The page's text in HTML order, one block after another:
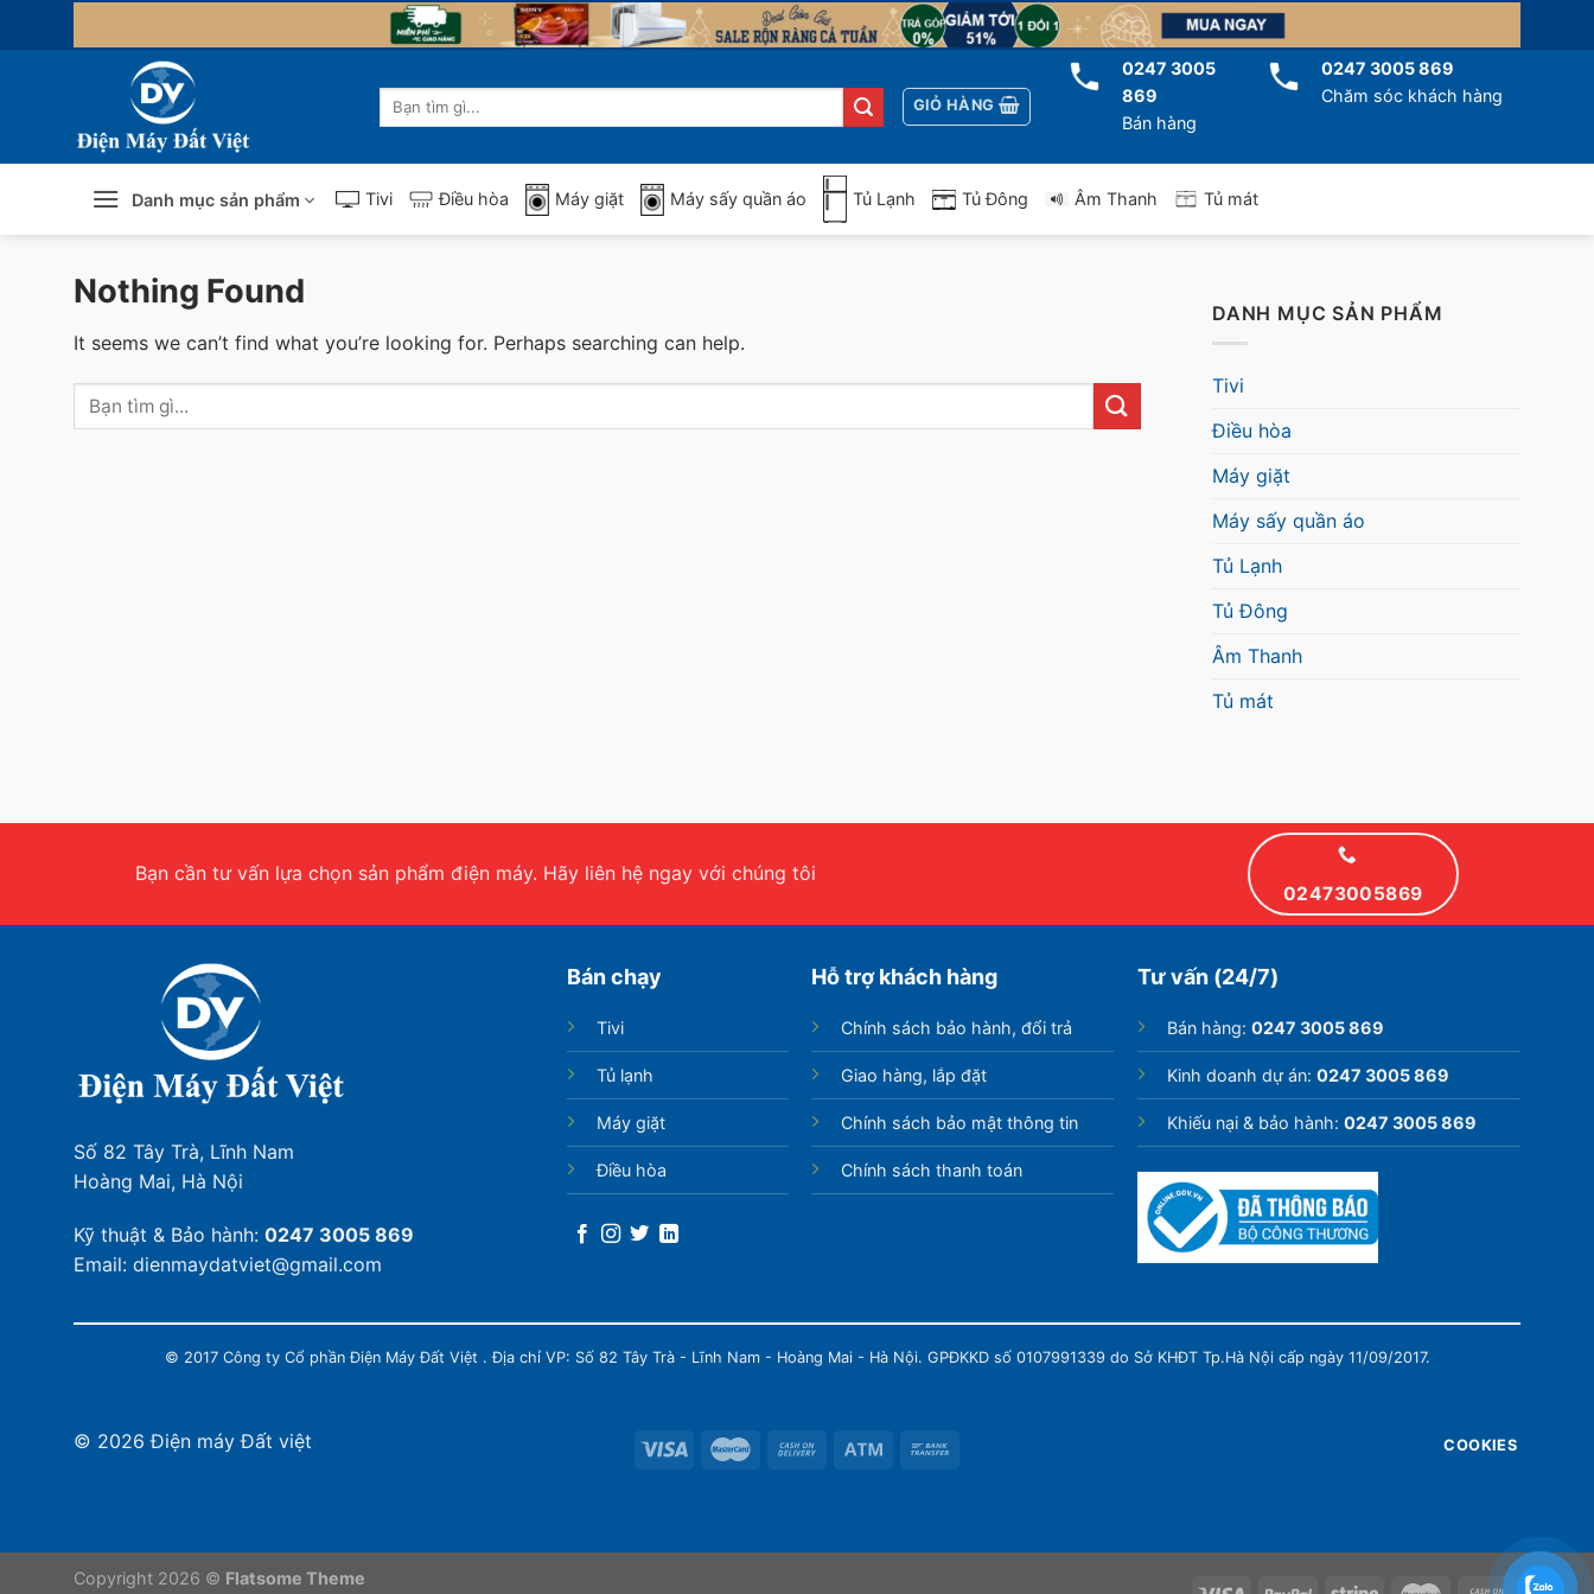
Tìm
kiếm:
GIỎ HÀNG
0247 3005
869
Bán hàng
0247 3005 869
Chăm sóc khách hàng
Danh mục sản phẩm Tivi Điều hòa Máy giặt Máy sấy quần áo Tủ Lạnh Tủ Đông Âm Thanh Tủ mát
Nothing Found
It seems we can’t find what you’re looking for. Perhaps searching can help.
DANH MỤC SẢN PHẨM
Tivi
Điều hòa
Máy giặt
Máy sấy quần áo
Tủ Lạnh
Tủ Đông
Âm Thanh
Tủ mát
Bạn cần tư vấn lựa chọn sản phẩm điện máy. Hãy liên hệ ngay với chúng tôi
02473005869
Số 82 Tây Trà, Lĩnh Nam
Hoàng Mai, Hà Nội
Kỹ thuật & Bảo hành: 0247 3005 869
Email: dienmaydatviet@gmail.com
Bán chạy
Tivi
Tủ lạnh
Máy giặt
Điều hòa
Hỗ trợ khách hàng
Chính sách bảo hành, đổi trả
Giao hàng, lắp đặt
Chính sách bảo mật thông tin
Chính sách thanh toán
Tư vấn (24/7)
Bán hàng: 0247 3005 869
Kinh doanh dự án: 0247 3005 869
Khiếu nại & bảo hành: 0247 3005 869
© 2017 Công ty Cổ phần Điện Máy Đất Việt . Địa chỉ VP: Số 82 Tây Trà - Lĩnh Nam - Hoàng Mai - Hà Nội. GPĐKKD số 0107991339 do Sở KHĐT Tp.Hà Nội cấp ngày 11/09/2017.
© 2026 Điện máy Đất việt COOKIES
Copyright 2026 © Flatsome Theme